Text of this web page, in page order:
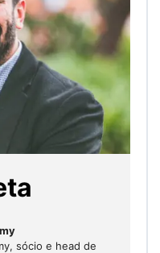
sócio e head de